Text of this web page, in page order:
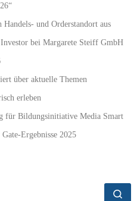
Handels- und Orderstandort aus
bei Margarete Steiff GmbH
über aktuelle Themen
erleben
für Bildungsinitiative Media Smart
Ergebnisse 2025